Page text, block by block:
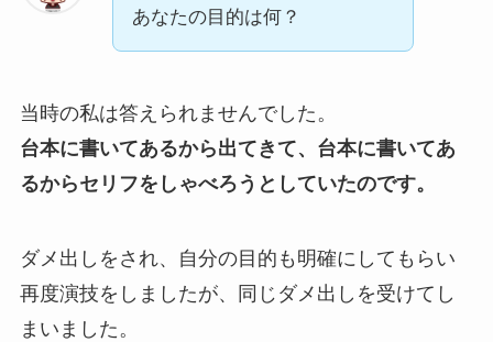
あなたの目的は何？
当時の私は答えられませんでした。
台本に書いてあるから出てきて、台本に書いてあ
るからセリフをしゃべろうとしていたのです。
ダメ出しをされ、自分の目的も明確にしてもらい
再度演技をしましたが、同じダメ出しを受けてし
まいました。